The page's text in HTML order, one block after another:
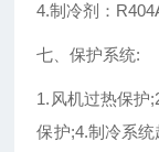
4.制冷剂：
七、保护系统:
1.风机过热保护
保护;4.制冷系